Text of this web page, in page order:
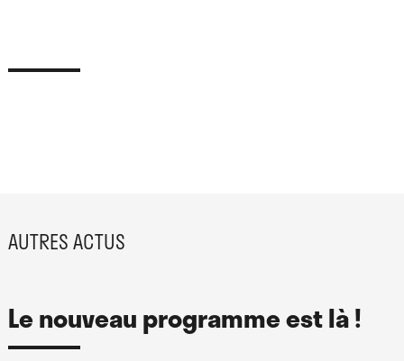
AUTRES ACTUS
Le nouveau programme est là !